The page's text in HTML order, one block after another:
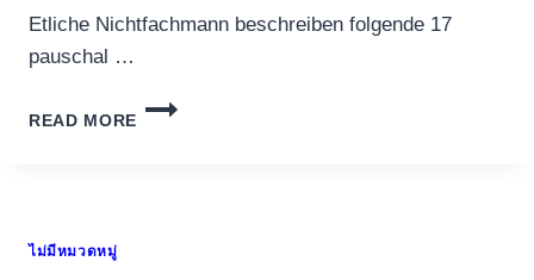
Etliche Nichtfachmann beschreiben folgende 17
pauschal …
READ MORE
BLACKJACK
ไม่มีหมวดหมู่